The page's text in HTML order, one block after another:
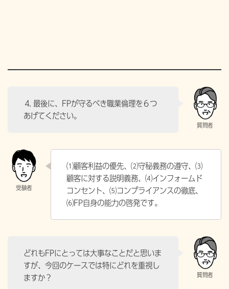
⒋ 最後に、FPが守るべき職業倫理を６つ
あげてください。
⑴顧客利益の優先、⑵守秘義務の遵守、⑶
顧客に対する説明義務、⑷インフォームド
コンセント、⑸コンプライアンスの徹底、
⑹FP自身の能力の啓発です。
どれもFPにとっては大事なことだと思いま
すが、今回のケースでは特にどれを重視し
ますか？